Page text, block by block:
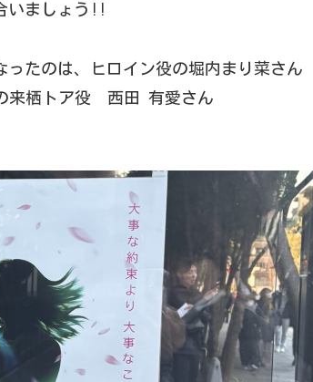
いましょう!!
たのは、ヒロイン役の堀内まり菜さん
来栖トア役 西田 有愛さん